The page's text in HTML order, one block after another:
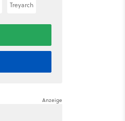
Treyarch